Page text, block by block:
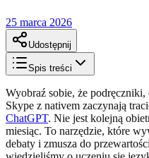
25 marca 2026
Udostępnij
Spis treści
Wyobraź sobie, że podręczniki,
Skype z nativem zaczynają
ChatGPT. Nie jest kolejną
miesiąc. To narzędzie, które
debaty i zmusza do